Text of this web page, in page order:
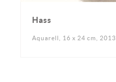
Hass
Aquarell, 16 x 24 cm, 2013